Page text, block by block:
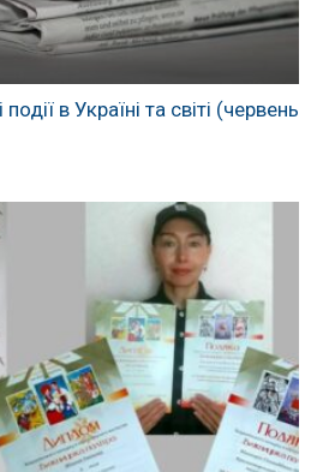
в Україні та світі (червень